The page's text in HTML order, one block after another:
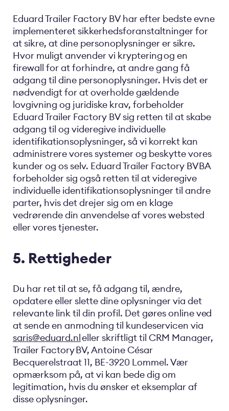
Eduard Trailer Factory BV har efter bedste evne
implementeret sikkerhedsforanstaltninger for
at sikre, at dine personoplysninger er sikre.
Hvor muligt anvender vi kryptering og en
firewall for at forhindre, at andre gang få
adgang til dine personoplysninger. Hvis det er
nødvendigt for at overholde gældende
lovgivning og juridiske krav, forbeholder
Eduard Trailer Factory BV sig retten til at skabe
adgang til og videregive individuelle
identifikationsoplysninger, så vi korrekt kan
administrere vores systemer og beskytte vores
kunder og os selv. Eduard Trailer Factory BVBA
forbeholder sig også retten til at videregive
individuelle identifikationsoplysninger til andre
parter, hvis det drejer sig om en klage
vedrørende din anvendelse af vores websted
eller vores tjenester.
5. Rettigheder
Du har ret til at se, få adgang til, ændre,
opdatere eller slette dine oplysninger via det
relevante link til din profil. Det gøres online ved
at sende en anmodning til kundeservicen via
saris@eduard.nleller skriftligt til CRM Manager,
Trailer Factory BV, Antoine César
Becquerelstraat 11, BE-3920 Lommel. Vær
opmærksom på, at vi kan bede dig om
legitimation, hvis du ønsker et eksemplar af
disse oplysninger.